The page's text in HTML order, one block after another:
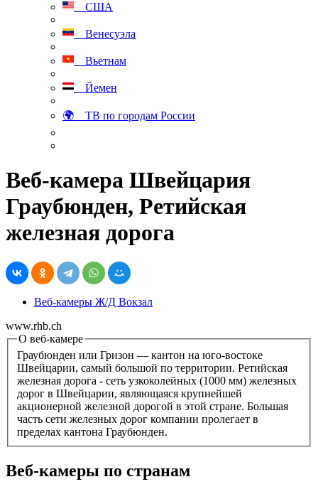
США
Венесуэла
Вьетнам
Йемен
🌍 ТВ по городам России
Веб-камера Швейцария
Граубюнден, Ретийская
железная дорога
Веб-камеры Ж/Д Вокзал
www.rhb.ch
О веб-камере
Граубюнден или Гризон — кантон на юго-востоке
Швейцарии, самый большой по территории. Ретийская
железная дорога - сеть узкоколейных (1000 мм) железных
дорог в Швейцарии, являющаяся крупнейшей
акционерной железной дорогой в этой стране. Большая
часть сети железных дорог компании пролегает в
пределах кантона Граубюнден.
Веб-камеры по странам